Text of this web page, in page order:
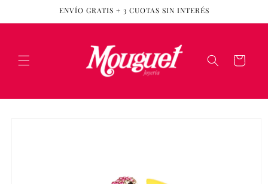
directamente
al contenido
ENVÍO GRATIS + 3 CUOTAS SIN INTERÉS
Carrito